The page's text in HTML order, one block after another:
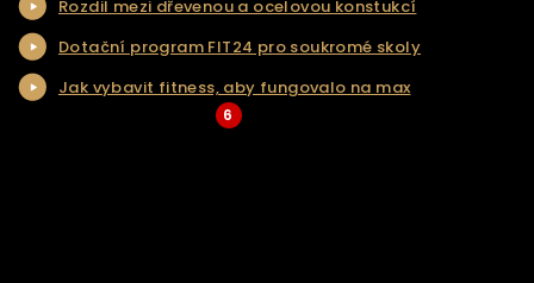
NAŠE SLUŽBY
REALIZACE
KONTAKT
Rozdil mezi dřevenou a ocelovou konstukcí
Dotační program FIT24 pro soukromé skoly
Jak vybavit fitness, aby fungovalo na max
6